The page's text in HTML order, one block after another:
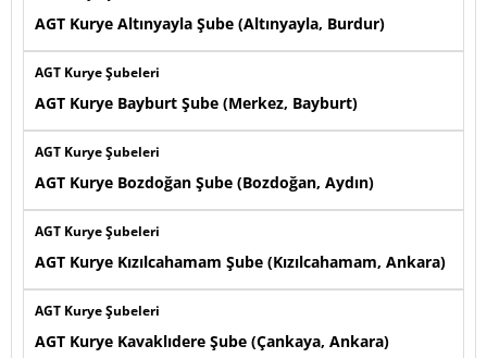
AGT Kurye Altınyayla Şube (Altınyayla, Burdur)
AGT Kurye Şubeleri
AGT Kurye Bayburt Şube (Merkez, Bayburt)
AGT Kurye Şubeleri
AGT Kurye Bozdoğan Şube (Bozdoğan, Aydın)
AGT Kurye Şubeleri
AGT Kurye Kızılcahamam Şube (Kızılcahamam, Ankara)
AGT Kurye Şubeleri
AGT Kurye Kavaklıdere Şube (Çankaya, Ankara)